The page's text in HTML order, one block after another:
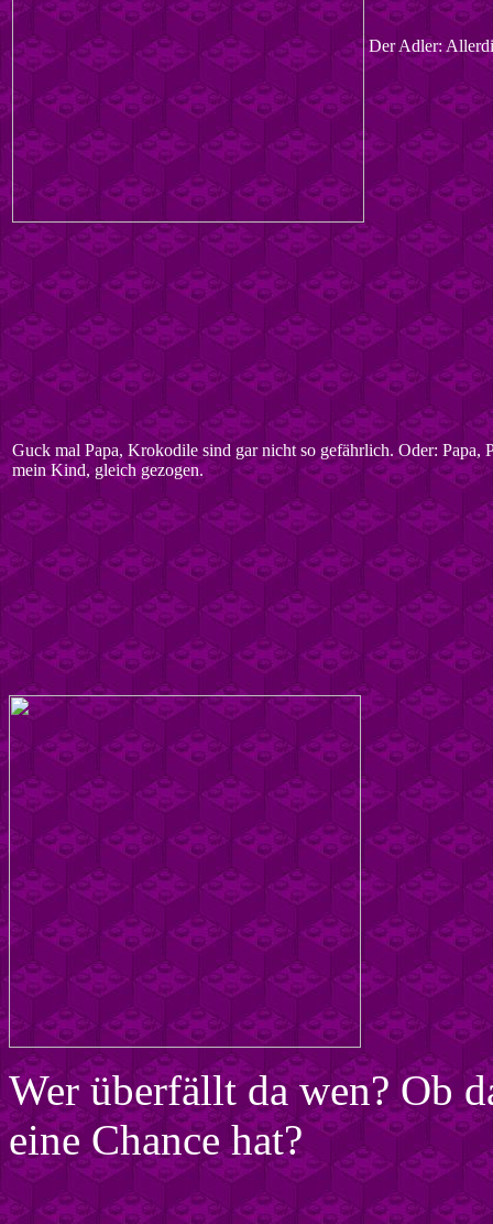
Der Adler:
Guck mal Papa, Krokodile sind gar nicht so gefährlich. Oder: Papa,
mein Kind, gleich gezogen.
Wer überfällt da wen? Ob
eine Chance hat?